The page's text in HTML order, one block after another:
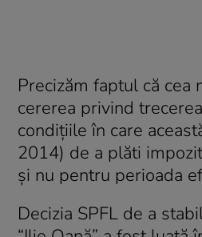
Precizăm faptul că
cererea privind
condiţiile în care
2014) de a plăti
şi nu pentru perioada
Decizia SPFL de a